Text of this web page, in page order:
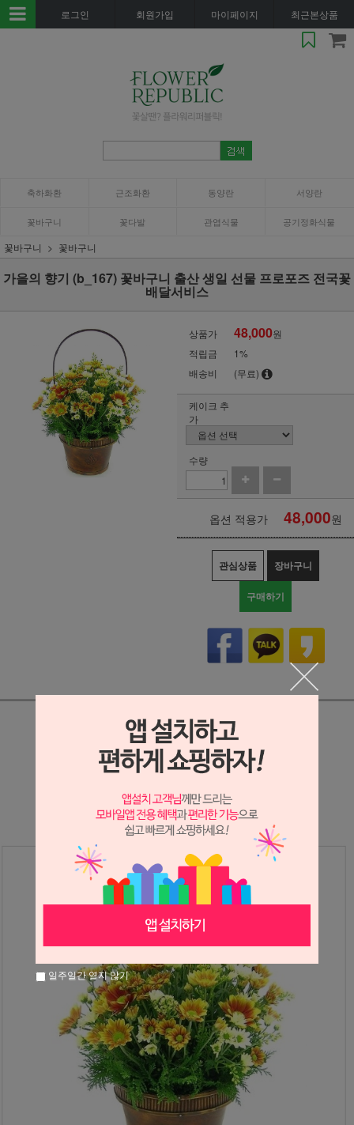
로그인 회원가입 마이페이지 최근본상품
축하화환 근조화환 동양란 서양란
꽃바구니 꽃다발 관엽식물 공기정화식물
꽃바구니 꽃바구니
가을의 향기 (b_167) 꽃바구니 출산 생일 선물 프로포즈 전국꽃
배달서비스
상품가 48,000원
적립금
1%
배송비
(무료)
케이크 추
가
수량
옵션 적용가 48,000원
관심상품 장바구니
구매하기
상세정보 새창 열기
일주일간 열지 않기